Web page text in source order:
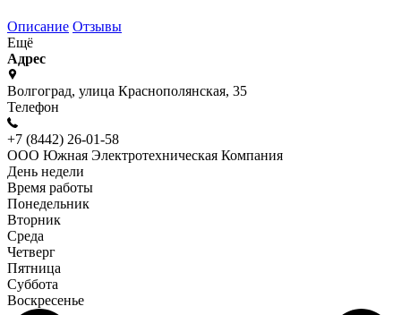
Описание Отзывы
Ещё
Адрес
Волгоград, улица Краснополянская, 35
Телефон
+7 (8442) 26-01-58
ООО Южная Электротехническая Компания
День недели
Время работы
Понедельник
Вторник
Среда
Четверг
Пятница
Суббота
Воскресенье